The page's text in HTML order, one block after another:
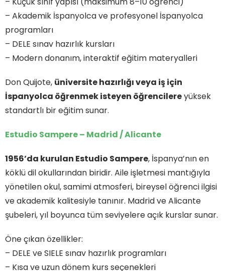
– Akademik İspanyolca ve profesyonel İspanyolca
programları
– DELE sınav hazırlık kursları
– Modern donanım, interaktif eğitim materyalleri
Don Quijote, üniversite hazırlığı veya iş için
İspanyolca öğrenmek isteyen öğrencilereyüksek
standartlı bir eğitim sunar.
Estudio Sampere – Madrid / Alicante
1956’da kurulan Estudio Sampere, İspanya’nın en
köklü dil okullarından biridir. Aile işletmesi mantığıyla
yönetilen okul, samimi atmosferi, bireysel öğrenci ilgisi
ve akademik kalitesiyle tanınır. Madrid ve Alicante
şubeleri, yıl boyunca tüm seviyelere açık kurslar sunar.
Öne çıkan özellikler:
– DELE ve SIELE sınav hazırlık programları
– Kısa ve uzun dönem kurs seçenekleri